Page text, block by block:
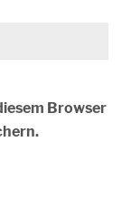
Browser